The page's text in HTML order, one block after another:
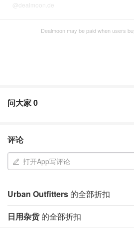
@dealmoon.de
Dealmoon may be paid when users
问大家0
评论
打开App写评论
Urban Outfitters 的全部折扣
日用杂货的全部折扣